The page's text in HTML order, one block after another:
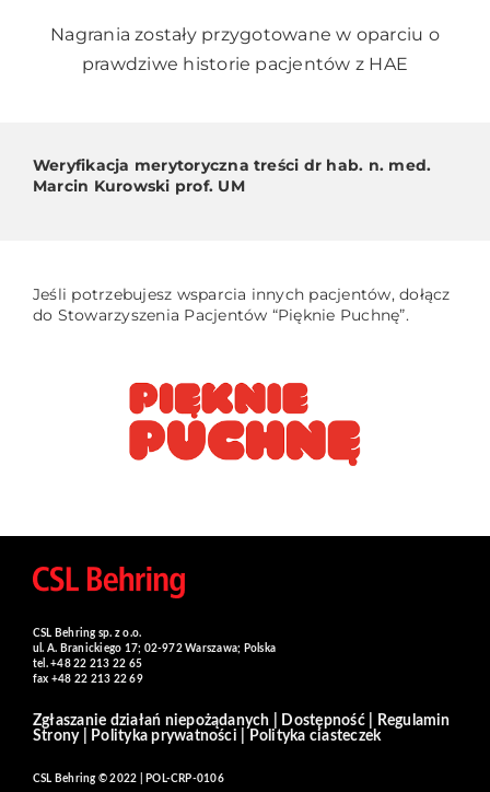
Nagrania zostały przygotowane w oparciu o
prawdziwe historie pacjentów z HAE
Weryfikacja merytoryczna treści dr hab. n. med.
Marcin Kurowski prof. UM
Jeśli potrzebujesz wsparcia innych pacjentów, dołącz
do Stowarzyszenia Pacjentów “Pięknie Puchnę”.
CSL Behring sp. z o.o.
ul. A. Branickiego 17; 02-972 Warszawa; Polska
tel. +48 22 213 22 65
fax +48 22 213 22 69
Zgłaszanie działań niepożądanych Dostępność|
Regulamin
Strony| Polityka prywatności Polityka ciasteczek
CSL Behring © 2022 | POL-CRP-0106